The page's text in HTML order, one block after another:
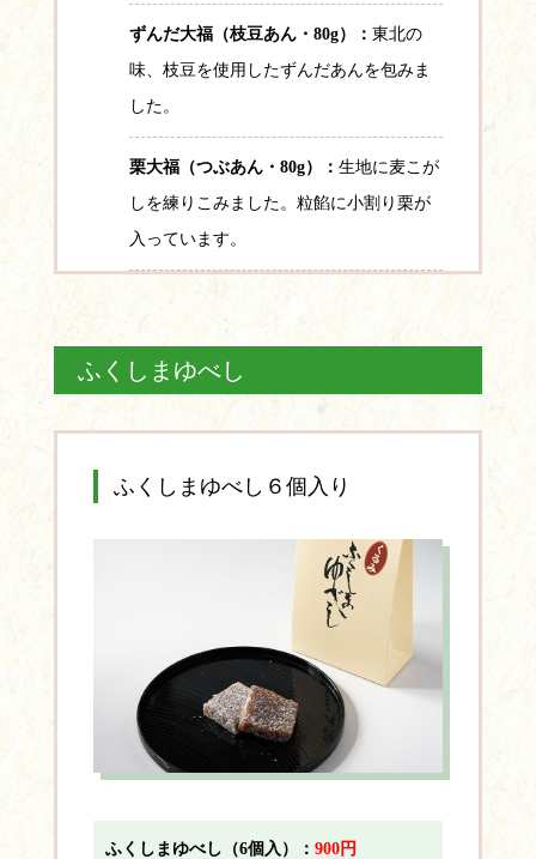
ずんだ大福（枝豆あん・80g）： 東北の
味、枝豆を使用したずんだあんを包みま
した。
栗大福（つぶあん・80g）： 生地に麦こが
しを練りこみました。粒餡に小割り栗が
入っています。
ふくしまゆべし
ふくしまゆべし６個入り
ふくしまゆべし（6個入）： 900円